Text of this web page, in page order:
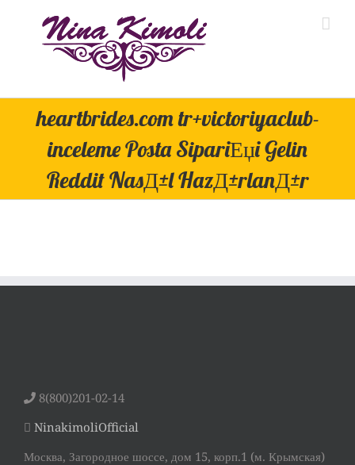
heartbrides.com tr+victoriyaclub-
inceleme Posta SipariЕџi Gelin
Reddit NasД±l HazД±rlanД±r
8(800)201-02-14
NinakimoliOfficial
Москва, Загородное шоссе, дом 15, корп.1 (м. Крымская)